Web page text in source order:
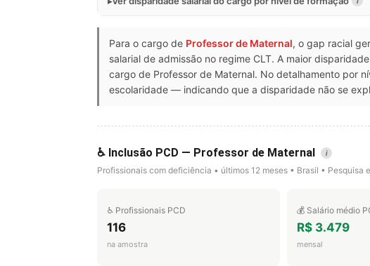
Para o cargo de Professor de Maternal, o gap racial
salarial de admissão no regime CLT. A maior
cargo de Professor de Maternal. No detalhamento por
escolaridade — indicando que a disparidade não se
♿ Inclusão PCD — Professor de Maternal i
Profissionais com deficiência • últimos 12 meses • Brasil • Pesquisa
♿ Profissionais PCD
116
na amostra
💰 Salário médio
R$ 3.479
mensal